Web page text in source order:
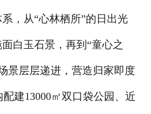
，从“心林栖所”的日出光
白玉石景，再到“童心之
景层层递进，营造归家即度
建13000㎡双口袋公园、近